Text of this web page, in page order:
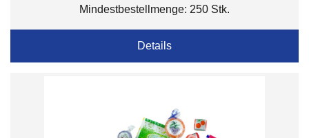
Mindestbestellmenge: 250 Stk.
Details